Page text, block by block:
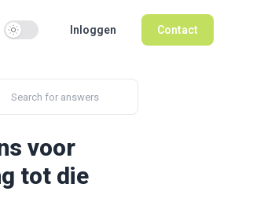
Use setting Inloggen Contact
voor
tot die